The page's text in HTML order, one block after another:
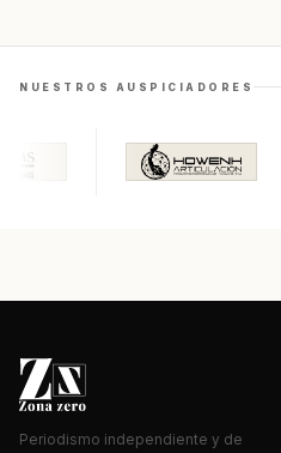
NUESTROS AUSPICIADORES
Periodismo independiente y de